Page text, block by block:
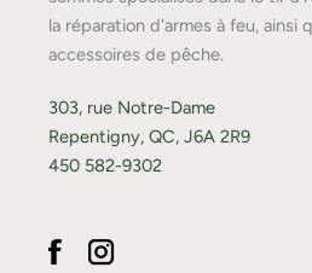
la réparation d'armes à feu, ainsi
accessoires de pêche.
303, rue Notre-Dame
Repentigny, QC, J6A 2R9
450 582-9302